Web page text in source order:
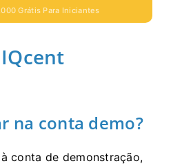
Grátis Para Iniciantes
na conta demo?
conta de demonstração,